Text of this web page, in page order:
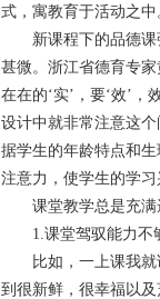
式，寓教育于活动之中
新课程下的品德课强
甚微。浙江省德育专
在在的‘实’，要‘效’
设计中就非常注意这
据学生的年龄特点和
注意力，使学生的学
课堂教学总是充满遗
1.课堂驾驭能力不
比如，一上课我就请
到很新鲜，很幸福以